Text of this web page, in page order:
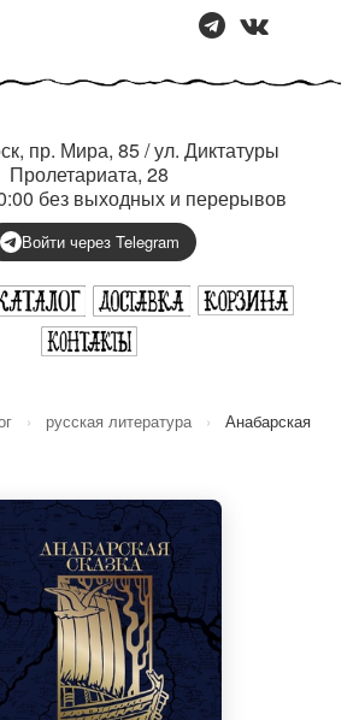
пр. Мира, 85 / ул. Диктатуры
Пролетариата, 28
без выходных и перерывов
Войти через Telegram
› русская литература ›
Анабарская